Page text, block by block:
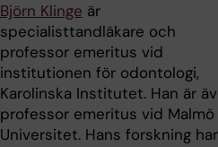
Björn Klinge är
specialisttandläkare och
professor emeritus vid
institutionen för odontologi,
Karolinska Institutet. Han är
professor emeritus vid Malmö
Universitet. Hans forskning har